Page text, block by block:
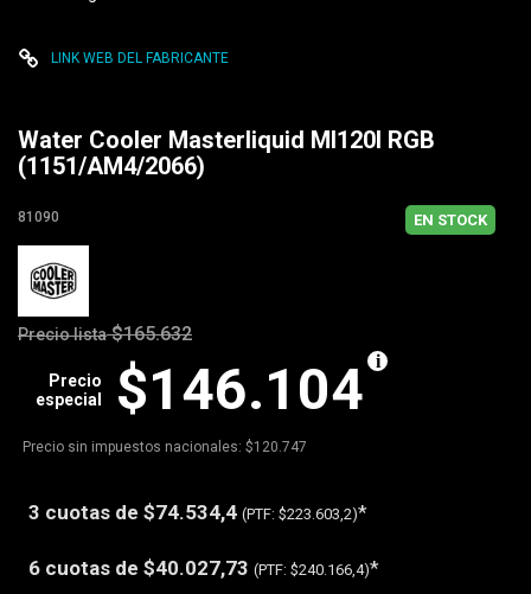
LINK WEB DEL FABRICANTE
Water Cooler Masterliquid Ml120l RGB
(1151/AM4/2066)
81090 EN STOCK
Precio lista $165.632
$146.104
Precio
especial
Precio sin impuestos nacionales: $120.747
3 cuotas de $74.534,4 (PTF: $223.603,2)*
6 cuotas de $40.027,73 (PTF: $240.166,4)*